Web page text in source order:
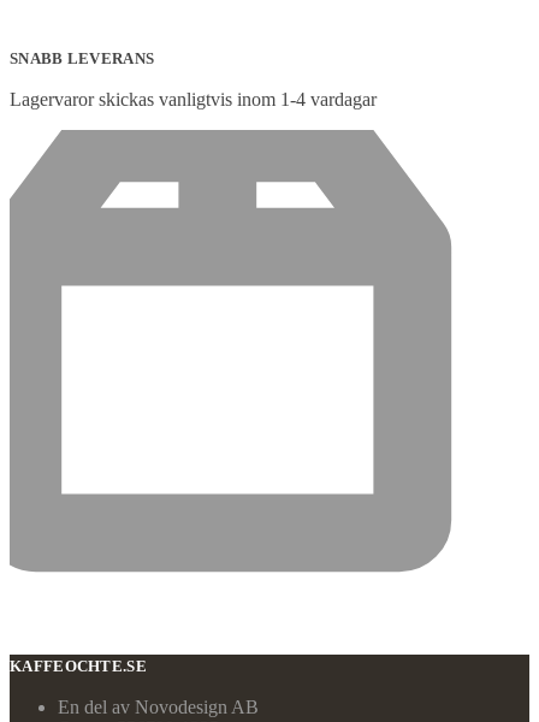
SNABB LEVERANS
Lagervaror skickas vanligtvis inom 1-4 vardagar
KAFFEOCHTE.SE
En del av Novodesign AB